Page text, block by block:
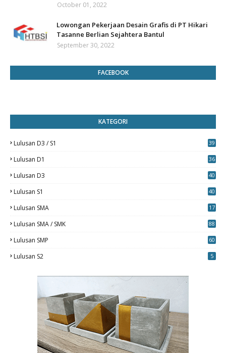
October 01, 2022
Lowongan Pekerjaan Desain Grafis di PT Hikari
Tasanne Berlian Sejahtera Bantul
September 30, 2022
FACEBOOK
KATEGORI
Lulusan D3 / S1
39
Lulusan D1 36
Lulusan D3
40
Lulusan S1
40
Lulusan SMA 17
Lulusan SMA / SMK
88
Lulusan SMP 60
Lulusan S2 5